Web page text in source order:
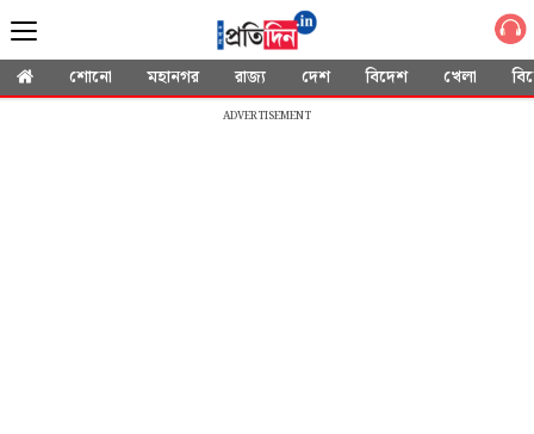
শোনো মহানগর রাজ্য দেশ বিদেশ খেলা
ADVERTISEMENT